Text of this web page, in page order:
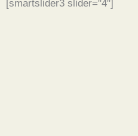
[smartslider3 slider="4"]